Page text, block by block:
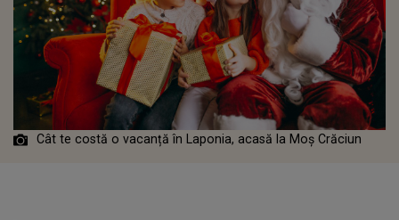
Cât te costă o vacanță în Laponia, acasă la Moș Crăciun